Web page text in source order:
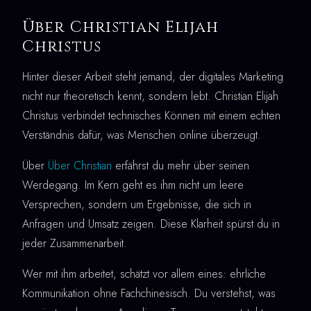
Über Christian Elijah
Christus
Hinter dieser Arbeit steht jemand, der digitales Marketing
nicht nur theoretisch kennt, sondern lebt. Christian Elijah
Christus verbindet technisches Können mit einem echten
Verständnis dafür, was Menschen online überzeugt.
Über Über Christian erfährst du mehr über seinen
Werdegang. Im Kern geht es ihm nicht um leere
Versprechen, sondern um Ergebnisse, die sich in
Anfragen und Umsatz zeigen. Diese Klarheit spürst du in
jeder Zusammenarbeit.
Wer mit ihm arbeitet, schätzt vor allem eines: ehrliche
Kommunikation ohne Fachchinesisch. Du verstehst, was